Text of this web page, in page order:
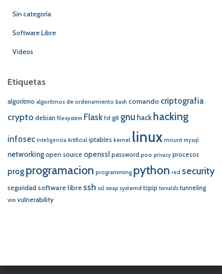
Sin categoría
Software Libre
Videos
Etiquetas
algoritmo algoritmos de ordenamiento bash comando criptografia
crypto debian filesystem Flask fsf git gnu hack hacking
infosec Inteligencia Artificial iptables kernel linux mount mysql
networkingopen source openssl password poo privacy procesos
prog programacion programming python red security
seguridad software libre ssh ssl swap systemd tcpip torvalds tunneling
vim vulnerability